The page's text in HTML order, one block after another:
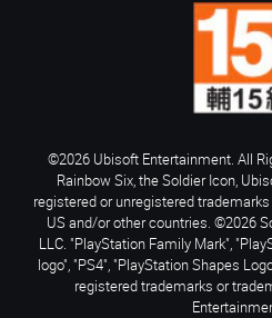
©2026 Ubisoft Entertainment. All
Rainbow Six, the Soldier Icon,
registered or unregistered
US and/or other countries. ©2026
LLC. "PlayStation Family Mark",
logo", "PS4", "PlayStation Shapes
registered trademarks or